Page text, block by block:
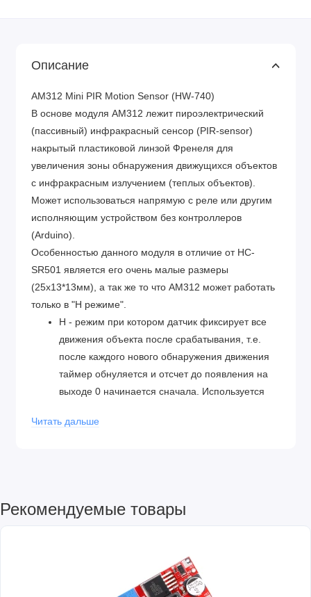
Описание
AM312 Mini PIR Motion Sensor (HW-740)
В основе модуля AM312 лежит пироэлектрический
(пассивный) инфракрасный сенсор (PIR-sensor)
накрытый пластиковой линзой Френеля для
увеличения зоны обнаружения движущихся объектов
с инфракрасным излучением (теплых объектов).
Может использоваться напрямую с реле или другим
исполняющим устройством без контроллеров
(Arduino).
Особенностью данного модуля в отличие от HC-
SR501 является его очень малые размеры
(25х13*13мм), а так же то что AM312 может работать
только в "H режиме".
H - режим при котором датчик фиксирует все
движения объекта после срабатывания, т.е.
после каждого нового обнаружения движения
таймер обнуляется и отсчет до появления на
выходе 0 начинается сначала. Используется
срабатывании на выходе OUT появляется 1 на
Угол обнаружения: 100°
Сигнал на выходе (OUT): Высокие(1) и
низкие(0) уровни в 3.3V TTL логике
Длительность сигнала при обнаружении
Читать дальше
Рекомендуемые товары